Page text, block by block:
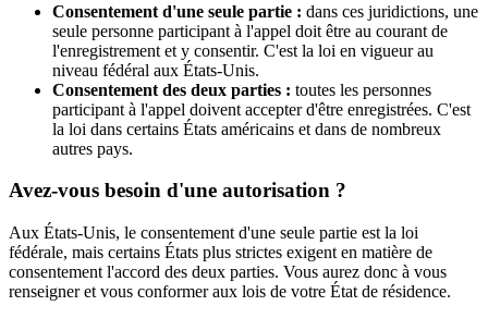
Consentement d'une seule partie : dans ces juridictions, une
seule personne participant à l'appel doit être au courant de
l'enregistrement et y consentir. C'est la loi en vigueur au
niveau fédéral aux États-Unis.
Consentement des deux parties : toutes les personnes
participant à l'appel doivent accepter d'être enregistrées. C'est
la loi dans certains États américains et dans de nombreux
autres pays.
Avez-vous besoin d'une autorisation ?
Aux États-Unis, le consentement d'une seule partie est la loi
fédérale, mais certains États plus strictes exigent en matière de
consentement l'accord des deux parties. Vous aurez donc à vous
renseigner et vous conformer aux lois de votre État de résidence.